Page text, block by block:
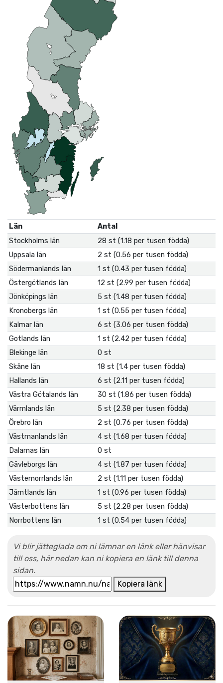
Län
Antal
Stockholms län
28 st (1.18 per tusen födda)
Uppsala län
2 st (0.56 per tusen födda)
Södermanlands län
1 st (0.43 per tusen födda)
Östergötlands län
12 st (2.99 per tusen födda)
Jönköpings län
5 st (1.48 per tusen födda)
Kronobergs län
1 st (0.55 per tusen födda)
Kalmar län
6 st (3.06 per tusen födda)
Gotlands län
1 st (2.42 per tusen födda)
Blekinge län
0 st
Skåne län
18 st (1.4 per tusen födda)
Hallands län
6 st (2.11 per tusen födda)
Västra Götalands län
30 st (1.86 per tusen födda)
Värmlands län
5 st (2.38 per tusen födda)
Örebro län
2 st (0.76 per tusen födda)
Västmanlands län
4 st (1.68 per tusen födda)
Dalarnas län
0 st
Gävleborgs län
4 st (1.87 per tusen födda)
Västernorrlands län
2 st (1.11 per tusen födda)
Jämtlands län
1 st (0.96 per tusen födda)
Västerbottens län
5 st (2.28 per tusen födda)
Norrbottens län
1 st (0.54 per tusen födda)
Vi blir jätteglada om ni lämnar en länk eller hänvisar
till oss, här nedan kan ni kopiera en länk till denna
sidan.
Kopiera länk